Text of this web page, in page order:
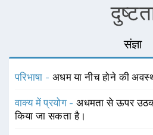
संज्ञा
परिभाषा - अधम या नीच होने की
वाक्य में प्रयोग -अधमता से ऊपर
किया जा सकता है।